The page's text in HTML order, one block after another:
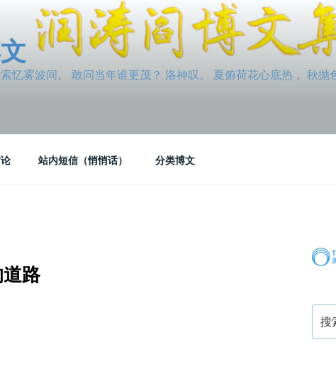
忆雾波间。 敢问当年谁更茂？ 洛神叹。 夏俯荷花心底热， 秋
站内短信（悄悄话） 分类博文
路
索：